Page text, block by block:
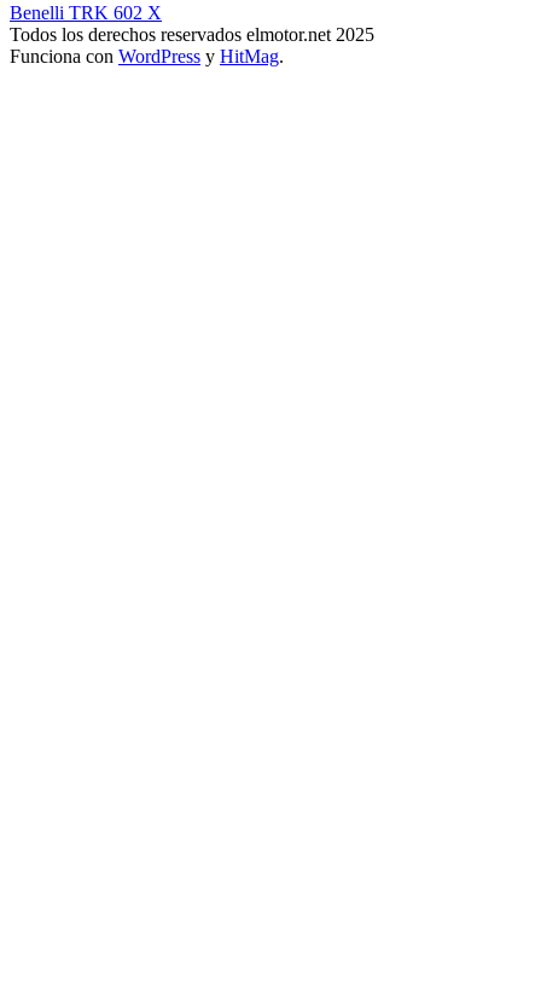
Benelli TRK 602 X
Todos los derechos reservados elmotor.net 2025
Funciona con WordPress y HitMag.